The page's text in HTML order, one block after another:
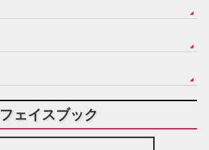
フェイスブック